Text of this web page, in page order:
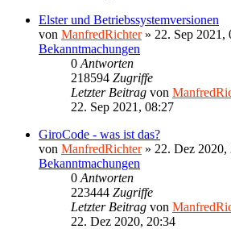
Elster und Betriebssystemversionen
von ManfredRichter» 22. Sep 2021,
Bekanntmachungen
0 Antworten
218594 Zugriffe
Letzter Beitrag von
22. Sep 2021, 08:27
GiroCode - was ist das?
von ManfredRichter» 22. Dez 2020,
Bekanntmachungen
0 Antworten
223444 Zugriffe
Letzter Beitrag von
22. Dez 2020, 20:34